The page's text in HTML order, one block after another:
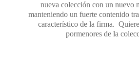
nueva colección con un nuevo
manteniendo un fuerte contenido
característico de la firma.
pormenores de la